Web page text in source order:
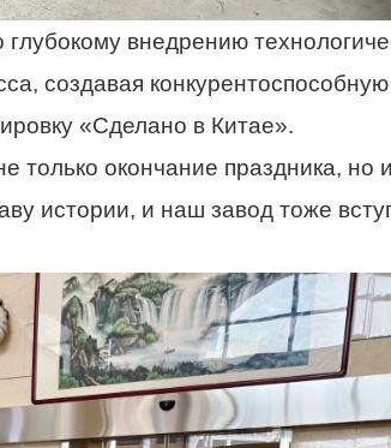
внедрению
создавая конкурентоспособную
«Сделано в Китае».
только окончание праздника, но
истории, и наш завод тоже